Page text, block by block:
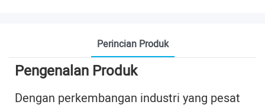
Perincian Produk
Pengenalan Produk
Dengan perkembangan industri yang pesat